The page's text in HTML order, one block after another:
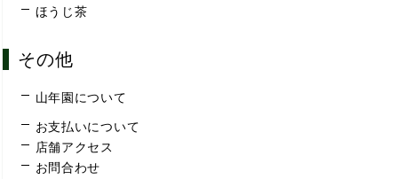
ほうじ茶
その他
山年園について
お支払いについて
店舗アクセス
お問合わせ